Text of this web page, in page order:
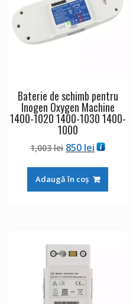
Baterie de schimb pentru
Inogen Oxygen Machine
1400-1020 1400-1030 1400-
1000
1,003lei Prețul
a
fost:
850 leiPrețul
este:
850 lei.
Adaugă în coș